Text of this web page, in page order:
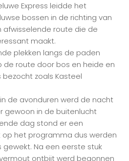
Express leidde het
bossen in de richting van
afwisselende route die de
maakt.
plekken langs de paden
de route door bos en heide en
zoals Kasteel
de avonduren werd de nacht
gewoon in de buitenlucht
dag stond er een
het programma dus werden
gewekt. Na een eerste stuk
ontbijt werd begonnen